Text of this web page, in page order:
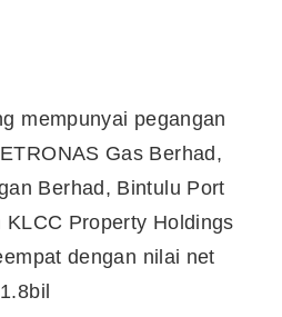
mempunyai pegangan
Gas Berhad,
Berhad, Bintulu Port
Property Holdings
dengan nilai net